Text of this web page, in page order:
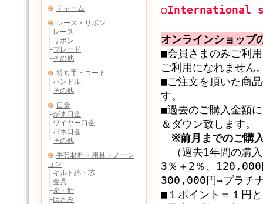
○International
オンラインショップ
■会員さまのみご利
ご利用になれません
■ご注文を頂いた商
す。
■過去のご購入金額
＆ダウン致します。
※前月までのご購
（過去1年間の購
3％＋2％、120,000
300,000円→プラチ
■１ポイント＝１円